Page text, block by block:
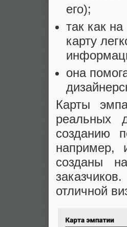
его);
так как
карту
она
Карты
реальных
созданию
например,
созданы
отличной